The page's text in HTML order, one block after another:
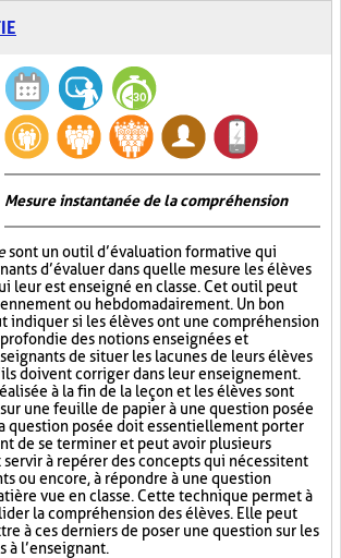
Mesure instantanée de la compréhension
sont un outil d’évaluation formative qui
d’évaluer dans quelle mesure les élèves
leur est enseigné en classe. Cet outil peut
ou hebdomadairement. Un bon
indiquer si les élèves ont une compréhension
des notions enseignées et
de situer les lacunes de leurs élèves
doivent corriger dans leur enseignement.
à la fin de la leçon et les élèves sont
une feuille de papier à une question posée
question posée doit essentiellement porter
de se terminer et peut avoir plusieurs
à repérer des concepts qui nécessitent
ou encore, à répondre à une question
vue en classe. Cette technique permet à
la compréhension des élèves. Elle peut
à ces derniers de poser une question sur les
à l’enseignant.